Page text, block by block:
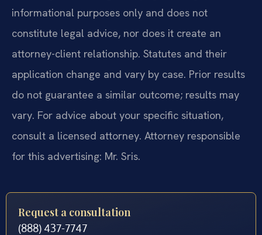
informational purposes only and does not
constitute legal advice, nor does it create an
attorney-client relationship. Statutes and their
application change and vary by case. Prior results
do not guarantee a similar outcome; results may
vary. For advice about your specific situation,
consult a licensed attorney. Attorney responsible
for this advertising: Mr. Sris.
Request a consultation
(888) 437-7747